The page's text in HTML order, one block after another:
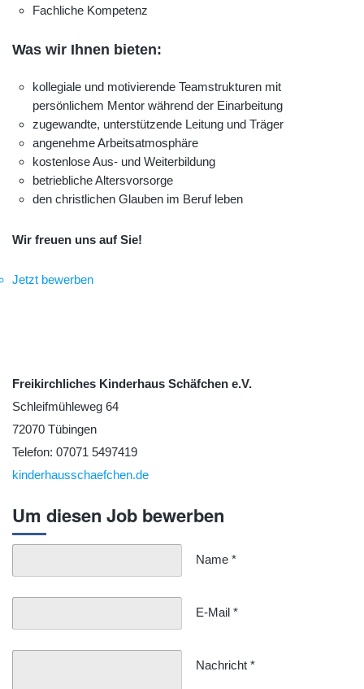
Fachliche Kompetenz
Was wir Ihnen bieten:
kollegiale und motivierende Teamstrukturen mit
persönlichem Mentor während der Einarbeitung
zugewandte, unterstützende Leitung und Träger
angenehme Arbeitsatmosphäre
kostenlose Aus- und Weiterbildung
betriebliche Altersvorsorge
den christlichen Glauben im Beruf leben
Wir freuen uns auf Sie!
Jetzt bewerben
Freikirchliches Kinderhaus Schäfchen e.V.
Schleifmühleweg 64
72070 Tübingen
Telefon: 07071 5497419
kinderhausschaefchen.de
Um diesen Job bewerben
Name *
E-Mail *
Nachricht *